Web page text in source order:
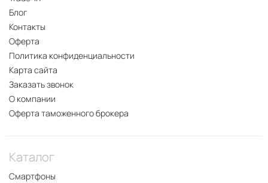
Блог
Контакты
Оферта
Политика конфиденциальности
Карта сайта
Заказать звонок
О компании
Оферта таможенного брокера
Каталог
Смартфоны